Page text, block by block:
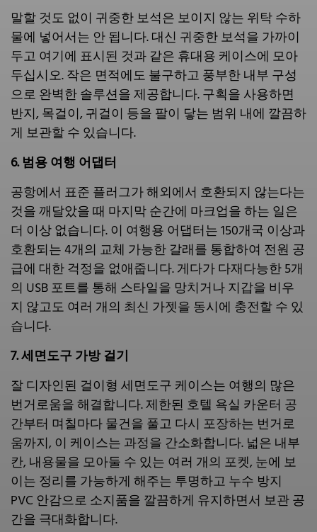
말할 것도 없이 귀중한 보석은 보이지 않는 위탁 수하
물에 넣어서는 안 됩니다. 대신 귀중한 보석을 가까이
두고 여기에 표시된 것과 같은 휴대용 케이스에 모아
두십시오. 작은 면적에도 불구하고 풍부한 내부 구성
으로 완벽한 솔루션을 제공합니다. 구획을 사용하면
반지, 목걸이, 귀걸이 등을 팔이 닿는 범위 내에 깔끔하
게 보관할 수 있습니다.
6. 범용 여행 어댑터
공항에서 표준 플러그가 해외에서 호환되지 않는다는
것을 깨달았을 때 마지막 순간에 마크업을 하는 일은
더 이상 없습니다. 이 여행용 어댑터는 150개국 이상과
호환되는 4개의 교체 가능한 갈래를 통합하여 전원 공
급에 대한 걱정을 없애줍니다. 게다가 다재다능한 5개
의 USB 포트를 통해 스타일을 망치거나 지갑을 비우
지 않고도 여러 개의 최신 가젯을 동시에 충전할 수 있
습니다.
7. 세면도구 가방 걸기
잘 디자인된 걸이형 세면도구 케이스는 여행의 많은
번거로움을 해결합니다. 제한된 호텔 욕실 카운터 공
간부터 며칠마다 물건을 풀고 다시 포장하는 번거로
움까지, 이 케이스는 과정을 간소화합니다. 넓은 내부
칸, 내용물을 모아둘 수 있는 여러 개의 포켓, 눈에 보
이는 정리를 가능하게 해주는 투명하고 누수 방지
PVC 안감으로 소지품을 깔끔하게 유지하면서 보관 공
간을 극대화합니다.